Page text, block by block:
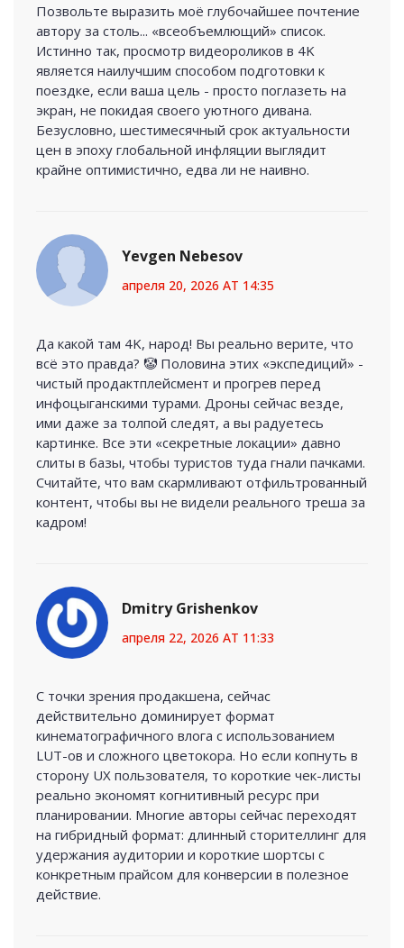
Позвольте выразить моё глубочайшее почтение
автору за столь... «всеобъемлющий» список.
Истинно так, просмотр видеороликов в 4K
является наилучшим способом подготовки к
поездке, если ваша цель - просто поглазеть на
экран, не покидая своего уютного дивана.
Безусловно, шестимесячный срок актуальности
цен в эпоху глобальной инфляции выглядит
крайне оптимистично, едва ли не наивно.
Yevgen Nebesov
апреля 20, 2026 AT 14:35
Да какой там 4K, народ! Вы реально верите, что
всё это правда? 🤡 Половина этих «экспедиций» -
чистый продактплейсмент и прогрев перед
инфоцыганскими турами. Дроны сейчас везде,
ими даже за толпой следят, а вы радуетесь
картинке. Все эти «секретные локации» давно
слиты в базы, чтобы туристов туда гнали пачками.
Считайте, что вам скармливают отфильтрованный
контент, чтобы вы не видели реального треша за
кадром!
Dmitry Grishenkov
апреля 22, 2026 AT 11:33
С точки зрения продакшена, сейчас
действительно доминирует формат
кинематографичного влога с использованием
LUT-ов и сложного цветокора. Но если копнуть в
сторону UX пользователя, то короткие чек-листы
реально экономят когнитивный ресурс при
планировании. Многие авторы сейчас переходят
на гибридный формат: длинный сторителлинг для
удержания аудитории и короткие шортсы с
конкретным прайсом для конверсии в полезное
действие.